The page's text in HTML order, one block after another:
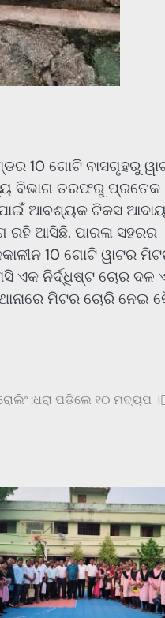
10 ଗୋଟି ବାସଗୃହରୁ
ବିଭାଗ ତରଫରୁ ପ୍ରତେକ
ଆବଶ୍ୟକ ଟିକସ
ରହି ଆସିଛି. ପାରଳା ସହରର
10 ଗୋଟି ୱାଟର
ଏକ ନିର୍ଦ୍ଧିଷ୍ଟ ଚୋର ଦଳ
ମିଟର ଚୋରି ନେଇ
:ଧରା ପଡିଲେ ୧୦ ମଦ୍ୟପ ।